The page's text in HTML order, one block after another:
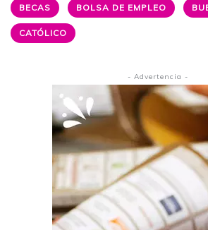
BECAS BOLSA DE EMPLEO
CATÓLICO
- Advertencia -